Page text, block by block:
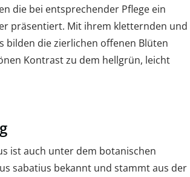
die bei entsprechender Pflege ein
präsentiert. Mit ihrem kletternden und
bilden die zierlichen offenen Blüten
Kontrast zu dem hellgrün, leicht
ist auch unter dem botanischen
sabatius bekannt und stammt aus der